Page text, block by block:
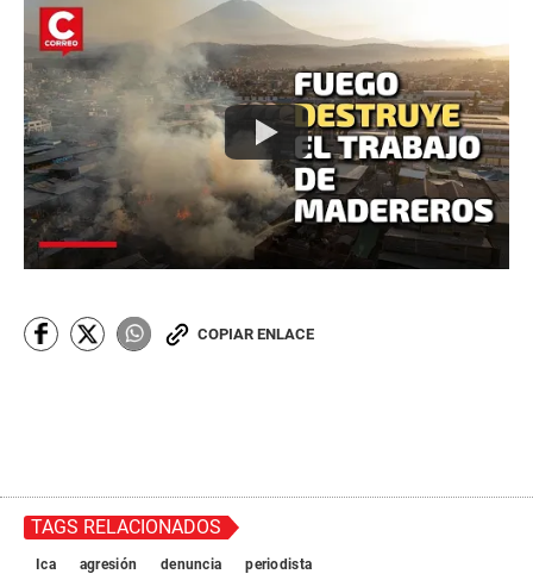
COPIAR ENLACE
TAGS RELACIONADOS
Ica agresión denuncia periodista